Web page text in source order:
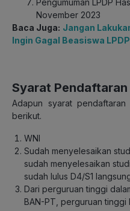
November 2023
Baca Juga: Jangan
Ingin Gagal Beasiswa LPDP
Syarat Pendaftaran
Adapun syarat
berikut.
WNI
Sudah menyelesaikan
sudah menyelesaikan
sudah lulus D4/S1
Dari perguruan tinggi
BAN-PT, perguruan